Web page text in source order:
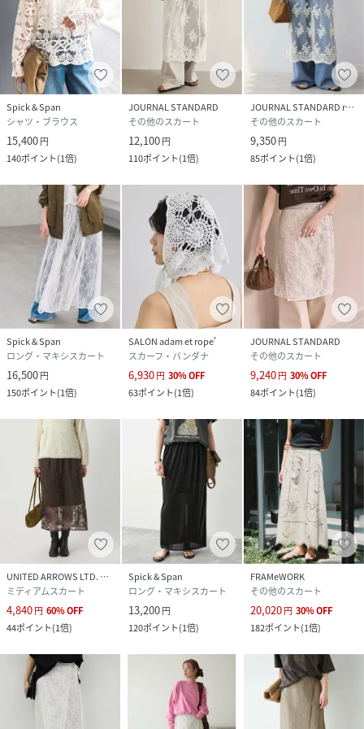
性別タイプ レディース
原産国 中国
素材
本体:ナイロン100% 刺繍糸:綿100% 別布:ポリエ
ステル100%
サイズ フリー
クリーニング 本体:手洗い可能
品番
RY6541_26060200402220
26060200402220-010-009 RY6541 )
Spick & Span
シャツ・ブラウス
15,400円
140ポイント(1倍)
JOURNAL STANDARD
その他のスカート
12,100円
110ポイント(1倍)
JOURNAL STANDARD relume
その他のスカート
9,350円
85ポイント(1倍)
Spick & Span
ロング・マキシスカート
16,500円
150ポイント(1倍)
SALON adam et rope'
スカーフ・バンダナ
6,930円 30%OFF
63ポイント(1倍)
JOURNAL STANDARD
その他のスカート
9,240円 30%OFF
84ポイント(1倍)
UNITED ARROWS LTD. OUTLET
ミディアムスカート
4,840円 60%OFF
44ポイント(1倍)
Spick & Span
ロング・マキシスカート
13,200円
120ポイント(1倍)
FRAMeWORK
その他のスカート
20,020円 30%OFF
182ポイント(1倍)